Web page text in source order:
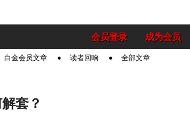
成为会员
会员登录
白金会员文章 读者回响 全部文章
套？